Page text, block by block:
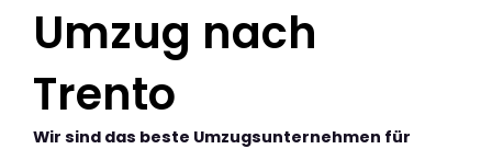
Umzug nach
Trento
Wir sind das beste Umzugsunternehmen für